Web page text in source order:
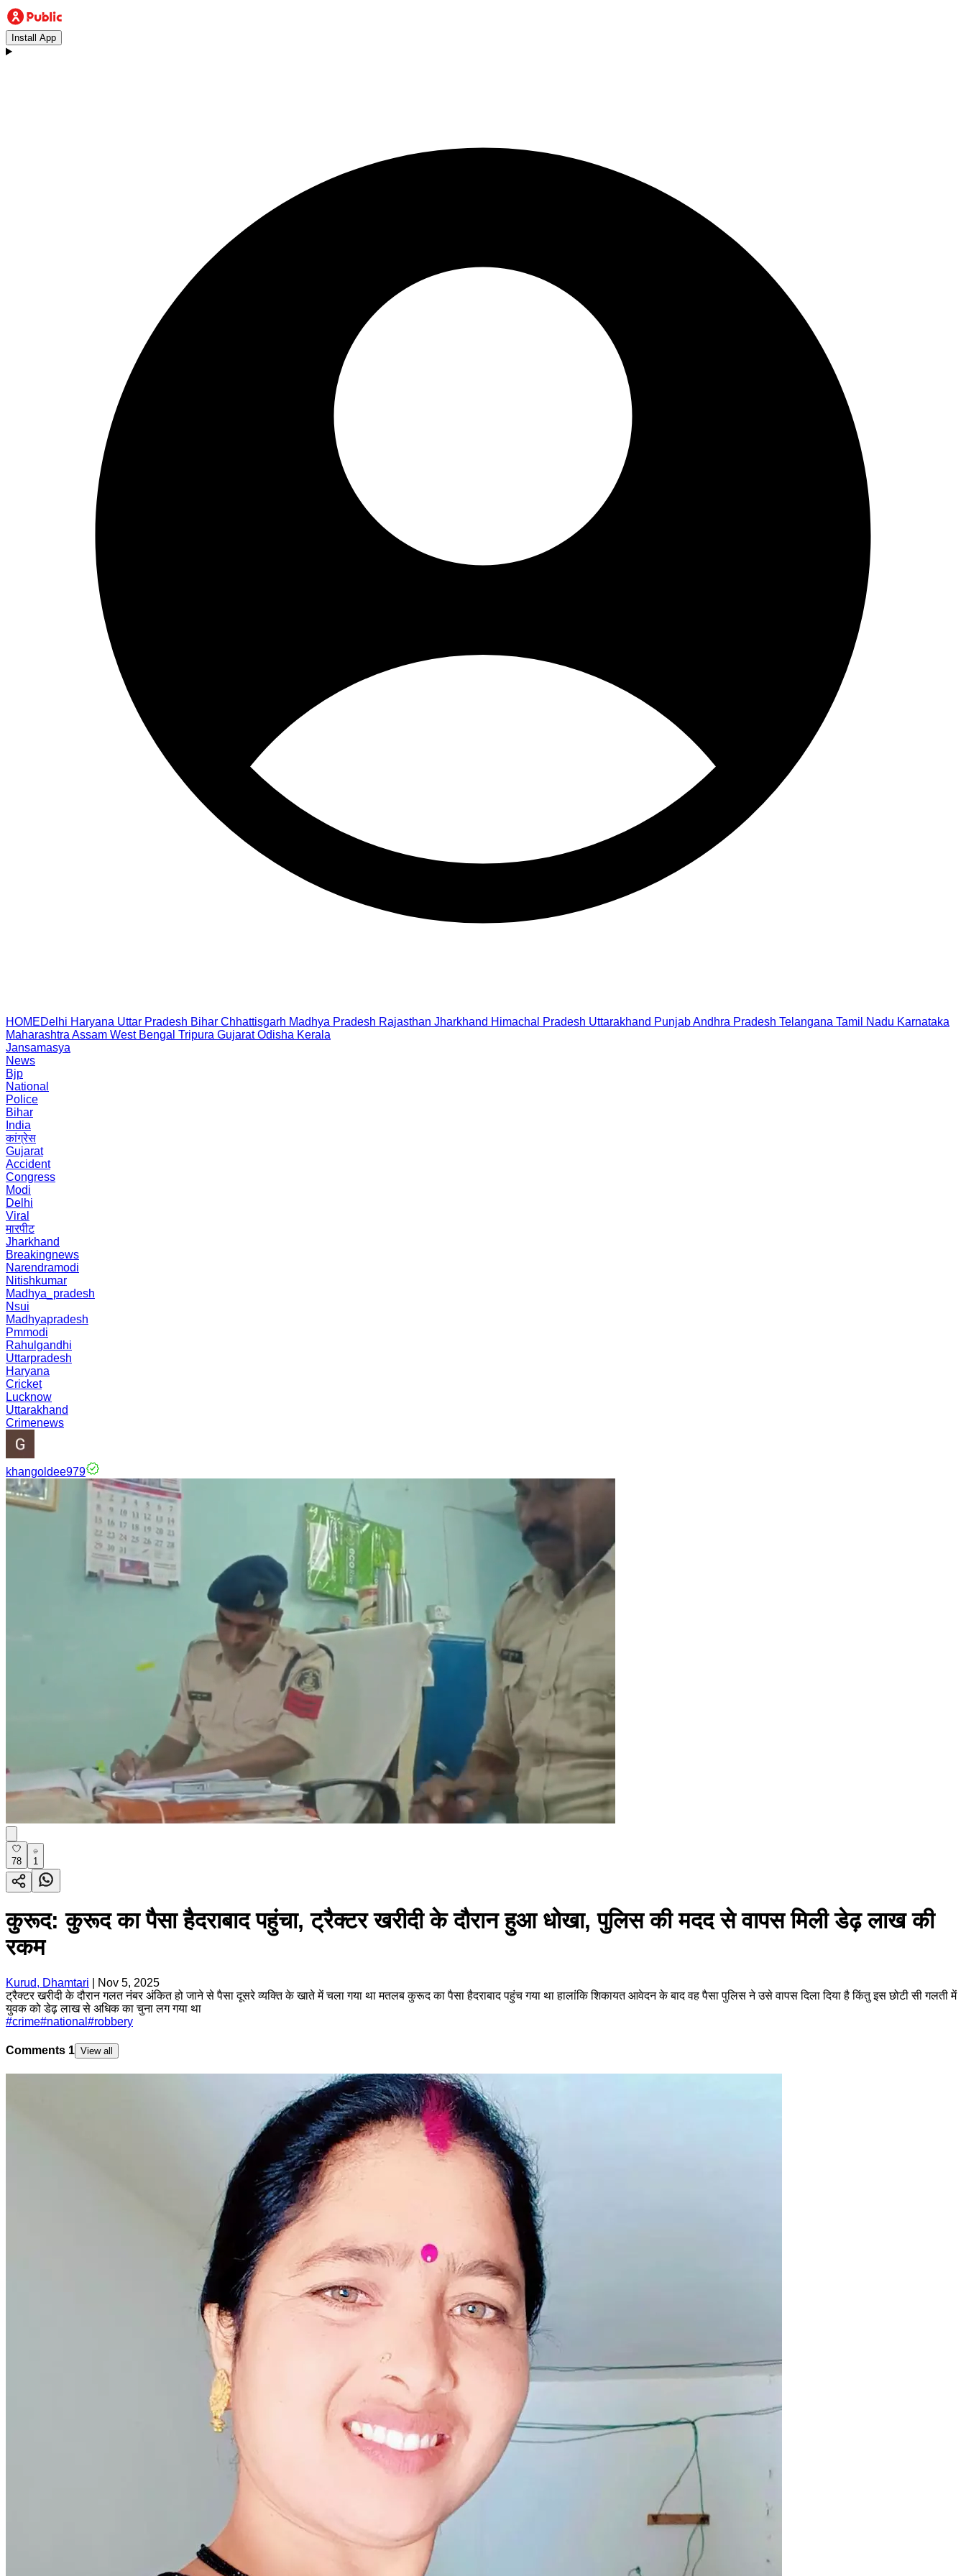
Install App
HOMEDelhi Haryana Uttar Pradesh Bihar Chhattisgarh Madhya Pradesh Rajasthan Jharkhand Himachal Pradesh Uttarakhand PunjabAndhra Pradesh Telangana Tamil Nadu Karnataka
Maharashtra Assam West Bengal Tripura Gujarat Odisha Kerala
Jansamasya
News
Bjp
National
Police
Bihar
India
कांग्रेस
Gujarat
Accident
Congress
Modi
Delhi
Viral
मारपीट
Jharkhand
Breakingnews
Narendramodi
Nitishkumar
Madhya_pradesh
Nsui
Madhyapradesh
Pmmodi
Rahulgandhi
Uttarpradesh
Haryana
Cricket
Lucknow
Uttarakhand
Crimenews
khangoldee979
78 1
कुरूद: कुरूद का पैसा हैदराबाद पहुंचा, ट्रैक्टर खरीदी के दौरान हुआ धोखा, पुलिस की मदद से वापस मिली डेढ़ लाख की
रकम
Kurud, Dhamtari
Nov 5, 2025
ट्रैक्टर खरीदी के दौरान गलत नंबर अंकित हो जाने से पैसा दूसरे व्यक्ति के खाते में चला गया था मतलब कुरूद का पैसा हैदराबाद पहुंच गया था हालांकि शिकायत आवेदन के बाद वह पैसा पुलिस ने उसे वापस दिला दिया है किंतु इस छोटी सी गलती में
युवक को डेढ़ लाख से अधिक का चुना लग गया था
#crime#national #robbery
Comments 1 View all